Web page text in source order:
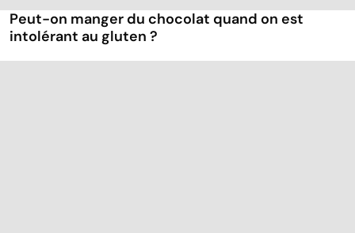
Peut-on manger du chocolat quand on est
intolérant au gluten ?